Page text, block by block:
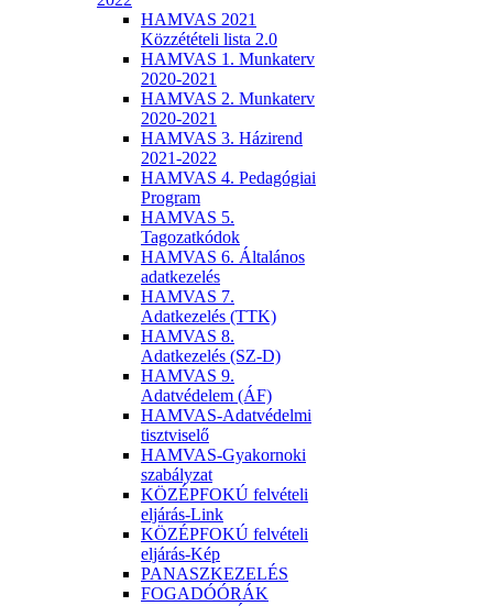
HAMVAS 2021
Közzétételi lista 2.0
HAMVAS 1. Munkaterv
2020-2021
HAMVAS 2. Munkaterv
2020-2021
HAMVAS 3. Házirend
2021-2022
HAMVAS 4. Pedagógiai
Program
HAMVAS 5.
Tagozatkódok
HAMVAS 6. Általános
adatkezelés
HAMVAS 7.
Adatkezelés (TTK)
HAMVAS 8.
Adatkezelés (SZ-D)
HAMVAS 9.
Adatvédelem (ÁF)
HAMVAS-Adatvédelmi
tisztviselő
HAMVAS-Gyakornoki
szabályzat
KÖZÉPFOKÚ felvételi
eljárás-Link
KÖZÉPFOKÚ felvételi
eljárás-Kép
PANASZKEZELÉS
FOGADÓÓRÁK